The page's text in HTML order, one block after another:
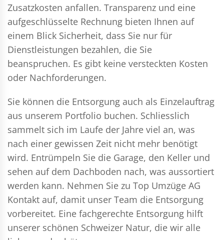
Zusatzkosten anfallen. Transparenz und eine
aufgeschlüsselte Rechnung bieten Ihnen auf
einem Blick Sicherheit, dass Sie nur für
Dienstleistungen bezahlen, die Sie
beanspruchen. Es gibt keine versteckten Kosten
oder Nachforderungen.
Sie können die Entsorgung auch als Einzelauftrag
aus unserem Portfolio buchen. Schliesslich
sammelt sich im Laufe der Jahre viel an, was
nach einer gewissen Zeit nicht mehr benötigt
wird. Entrümpeln Sie die Garage, den Keller und
sehen auf dem Dachboden nach, was aussortiert
werden kann. Nehmen Sie zu Top Umzüge AG
Kontakt auf, damit unser Team die Entsorgung
vorbereitet. Eine fachgerechte Entsorgung hilft
unserer schönen Schweizer Natur, die wir alle